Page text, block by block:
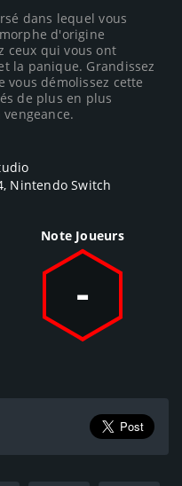
dans lequel vous
d'origine
ceux qui vous ont
la panique. Grandissez
vous démolissez cette
de plus en plus
Nintendo Switch
Note Joueurs
-